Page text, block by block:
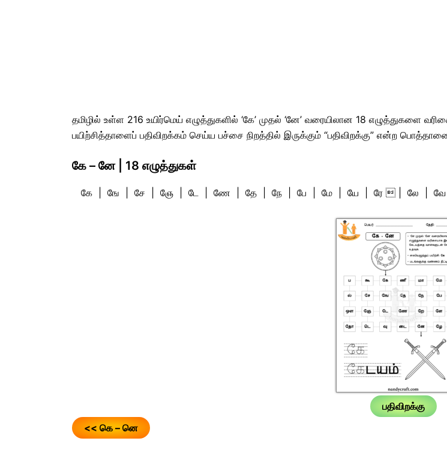
தமிழில் உள்ள 216 உயிர்மெய் எழுத்துகளில் ‘கே’ முதல் ‘னே’ வரையிலான 18 எழுத்துகளை
பயிற்சித்தாளைப் பதிவிறக்கம் செய்ய பச்சை நிறத்தில் இருக்கும் “பதிவிறக்கு” என்ற
கே – னே | 18 எழுத்துகள்
கே | ஙே | சே | ஞே | டே | ணே | தே | நே | பே | மே | யே | ரே  | லே |
பதிவிறக்கு
<< கெ – னெ